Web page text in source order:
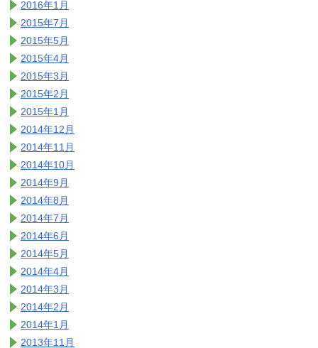
2016年1月
2015年7月
2015年5月
2015年4月
2015年3月
2015年2月
2015年1月
2014年12月
2014年11月
2014年10月
2014年9月
2014年8月
2014年7月
2014年6月
2014年5月
2014年4月
2014年3月
2014年2月
2014年1月
2013年11月